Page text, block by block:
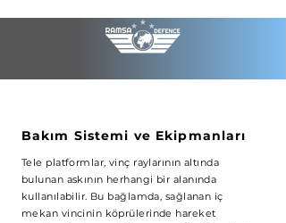
Bakım Sistemi ve Ekipmanları
Tele platformlar, vinç raylarının altında
bulunan askının herhangi bir alanında
kullanılabilir. Bu bağlamda, sağlanan iç
mekan vincinin köprülerinde hareket